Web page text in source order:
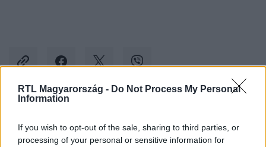
RTL Magyarország - Do Not Process My Personal
Information
If you wish to opt-out of the sale, sharing to third parties, or
processing of your personal or sensitive information for
Facebookon is!